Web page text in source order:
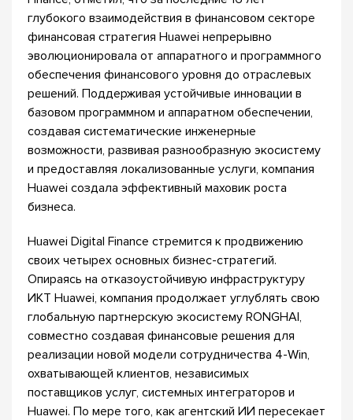
глубокого взаимодействия в финансовом секторе
финансовая стратегия Huawei непрерывно
эволюционировала от аппаратного и программного
обеспечения финансового уровня до отраслевых
решений. Поддерживая устойчивые инновации в
базовом программном и аппаратном обеспечении,
создавая систематические инженерные
возможности, развивая разнообразную экосистему
и предоставляя локализованные услуги, компания
Huawei создала эффективный маховик роста
бизнеса.
Huawei Digital Finance стремится к продвижению
своих четырех основных бизнес-стратегий.
Опираясь на отказоустойчивую инфраструктуру
ИКТ Huawei, компания продолжает углублять свою
глобальную партнерскую экосистему RONGHAI,
совместно создавая финансовые решения для
реализации новой модели сотрудничества 4-Win,
охватывающей клиентов, независимых
поставщиков услуг, системных интеграторов и
Huawei. По мере того, как агентский ИИ пересекает